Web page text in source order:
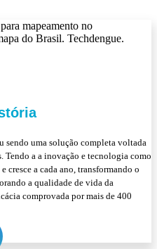
sendo uma solução completa voltada
Tendo a a inovação e tecnologia como
a cada ano, transformando o
a qualidade de vida da
comprovada por mais de 400